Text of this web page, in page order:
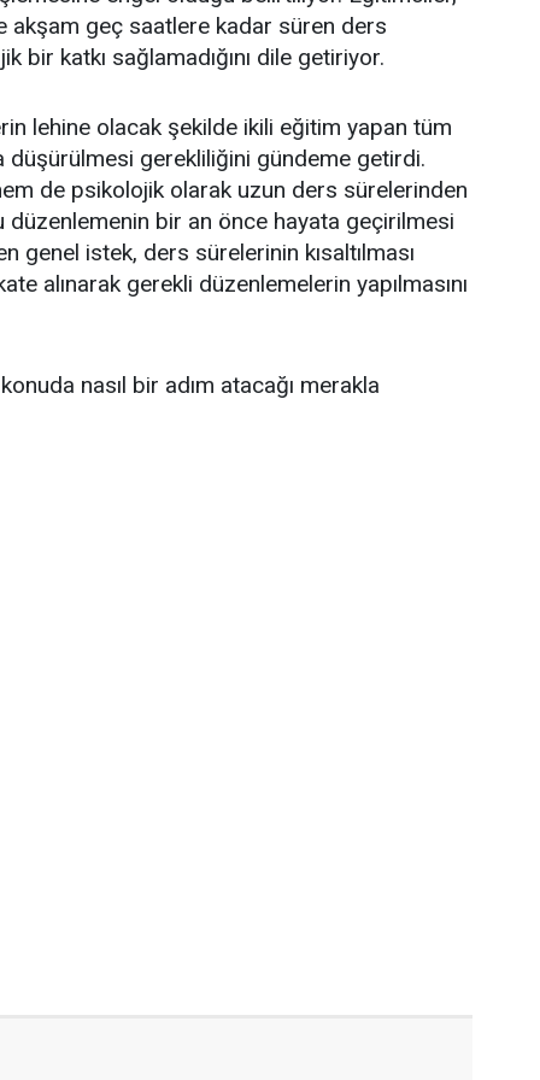
akşam geç saatlere kadar süren ders
katkı sağlamadığını dile getiriyor.
lehine olacak şekilde ikili eğitim yapan tüm
gerekliliğini gündeme getirdi.
de psikolojik olarak uzun ders sürelerinden
bir an önce hayata geçirilmesi
genel istek, ders sürelerinin kısaltılması
alınarak gerekli düzenlemelerin yapılmasını
nasıl bir adım atacağı merakla